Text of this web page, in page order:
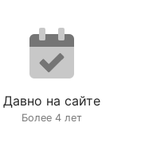
Давно на сайте
Более 4 лет